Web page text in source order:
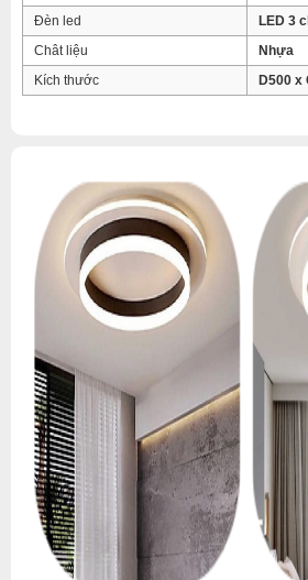
Đèn led
LED 3
Chât liệu
Nhựa
Kích thước
D500 x